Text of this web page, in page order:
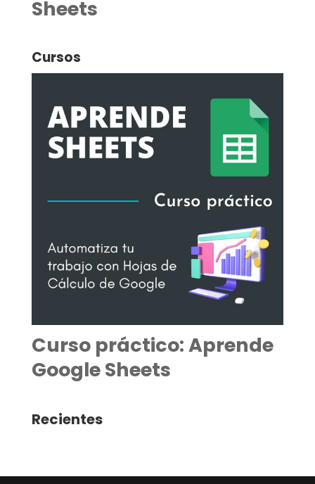
Sheets
Cursos
Curso práctico: Aprende
Google Sheets
Recientes